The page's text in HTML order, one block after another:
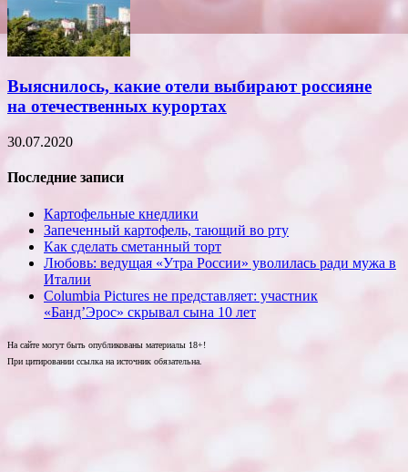
Выяснилось, какие отели выбирают россияне
на отечественных курортах
30.07.2020
Последние записи
Картофельные кнедлики
Запеченный картофель, тающий во рту
Как сделать сметанный торт
Любовь: ведущая «Утра России» уволилась ради мужа в
Италии
Columbia Pictures не представляет: участник
«Банд’Эрос» скрывал сына 10 лет
На сайте могут быть опубликованы материалы 18+!
При цитировании ссылка на источник обязательна.